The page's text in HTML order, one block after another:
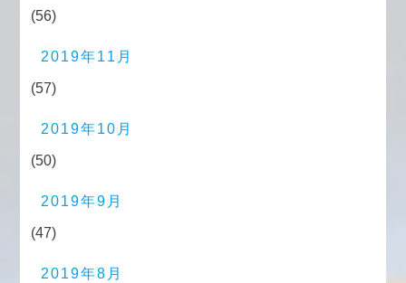
(56)
2019年11月
(57)
2019年10月
(50)
2019年9月
(47)
2019年8月